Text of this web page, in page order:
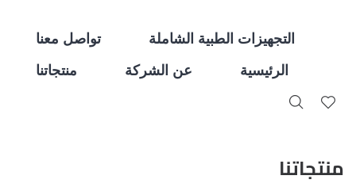
تواصل معنا
التجهيزات الطبية الشاملة
منتجاتنا
عن الشركة الرئيسية
منتجاتنا